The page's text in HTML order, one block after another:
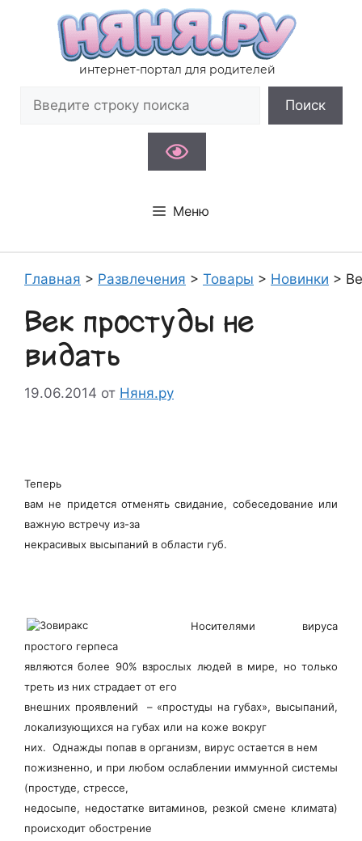
содержимому
интернет-портал для родителей
Поиск
Меню
Главная > Развлечения > Товары > Новинки >
Век простуды не
видать
19.06.2014 от Няня.ру
Теперь
вам не придется отменять свидание, собеседование или
важную встречу из-за
некрасивых высыпаний в области губ.
Носителями вируса
простого герпеса
являются более 90% взрослых людей в мире, но только
треть из них страдает от его
внешних проявлений – «простуды на губах», высыпаний,
локализующихся на губах или на коже вокруг
них. Однажды попав в организм, вирус остается в нем
пожизненно, и при любом ослаблении иммунной системы
(простуде, стрессе,
недосыпе, недостатке витаминов, резкой смене климата)
происходит обострение